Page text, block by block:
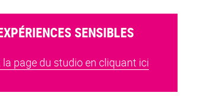
SENSIBLES
la page du studio en cliquant ici